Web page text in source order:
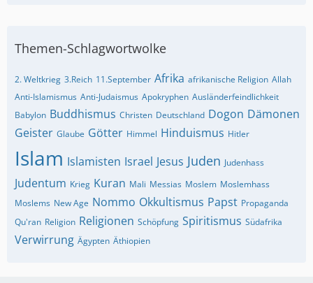
Themen-Schlagwortwolke
2. Weltkrieg 3.Reich 11.September Afrika afrikanische Religion Allah
Anti-Islamismus Anti-Judaismus Apokryphen Ausländerfeindlichkeit
Babylon Buddhismus Christen Deutschland Dogon Dämonen
Geister Glaube Götter Himmel Hinduismus Hitler
Islam Islamisten Israel Jesus Juden Judenhass
Judentum Krieg Kuran Mali Messias Moslem Moslemhass
Moslems New Age Nommo Okkultismus Papst Propaganda
Qu'ran Religion Religionen Schöpfung Spiritismus Südafrika
Verwirrung Ägypten Äthiopien